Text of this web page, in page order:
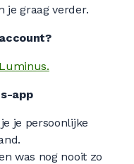
je graag verder.
app
je persoonlijke
was nog nooit zo